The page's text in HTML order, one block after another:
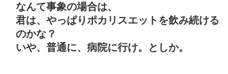
なんて事象の場合は、
君は、やっぱりポカリスエットを飲み続ける
のかな？
いや、普通に、病院に行け。としか。